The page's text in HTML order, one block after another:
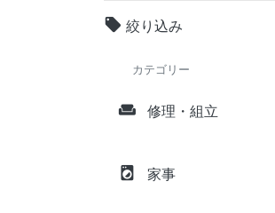
local_offer 絞り込み
カテゴリー
weekend 修理・組立
local_laundry_service 家事